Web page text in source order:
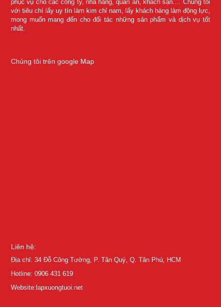
phục vụ cho các công ty, nhà hàng, quán ăn, khách sạn.... Chúng tôi
với tiêu chí lấy uy tín làm kim chỉ nam, lấy khách hàng làm động lực,
mong muốn mang đến cho đối tác những sản phẩm và dịch vụ tốt
nhất.
Chúng tôi trên google Map
Liên hệ:
Địa chỉ: 34 Đỗ Công Tường, P. Tân Quý, Q. Tân Phú, HCM
Hotline: 0906 431 619
Website:lapxuongtuoi.net